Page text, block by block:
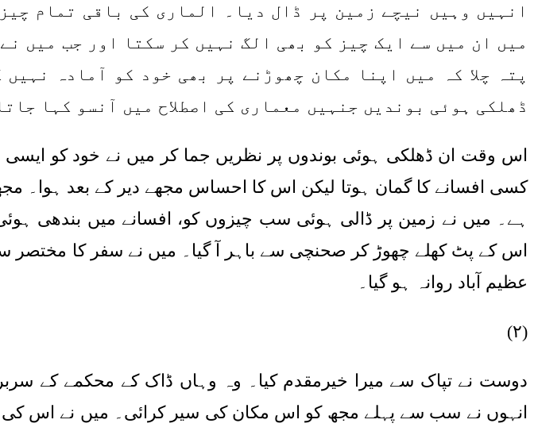
انہیں وہیں نیچے زمین پر ڈال دیا۔ الماری کی باقی تمام
میں ان میں سے ایک چیز کو بھی الگ نہیں کر سکتا اور جب میں
پتہ چلا کہ میں اپنا مکان چھوڑنے پر بھی خود کو آمادہ
ڈھلکی ہوئی بوندیں جنہیں معماری کی اصطلاح میں آنسو کہا
اس وقت ان ڈھلکی ہوئی بوندوں پر نظریں جما کر میں نے خود کو ایسی
کسی افسانے کا گمان ہوتا لیکن اس کا احساس مجھے دیر کے بعد ہوا۔
ہے۔ میں نے زمین پر ڈالی ہوئی سب چیزوں کو، افسانے میں بندھی
اس کے پٹ کھلے چھوڑ کر صحنچی سے باہر آ گیا۔ میں نے سفر کا مختصر
عظیم آباد روانہ ہو گیا۔
(۲)
دوست نے تپاک سے میرا خیرمقدم کیا۔ وہ وہاں ڈاک کے محکمے کے
انہوں نے سب سے پہلے مجھ کو اس مکان کی سیر کرائی۔ میں نے اس کی